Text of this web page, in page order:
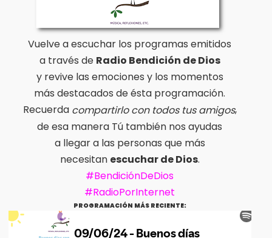
Vuelve a escuchar los programas emitidos
a través de Radio Bendición de Dios
y revive las emociones y los momentos
más destacados de ésta programación.
Recuerda compartirlo con todos tus amigos,
de esa manera Tú también nos ayudas
a llegar a las personas que más
necesitan escuchar de Dios.
#BendiciónDeDios
#RadioPorInternet
PROGRAMACIÓN MÁS RECIENTE: